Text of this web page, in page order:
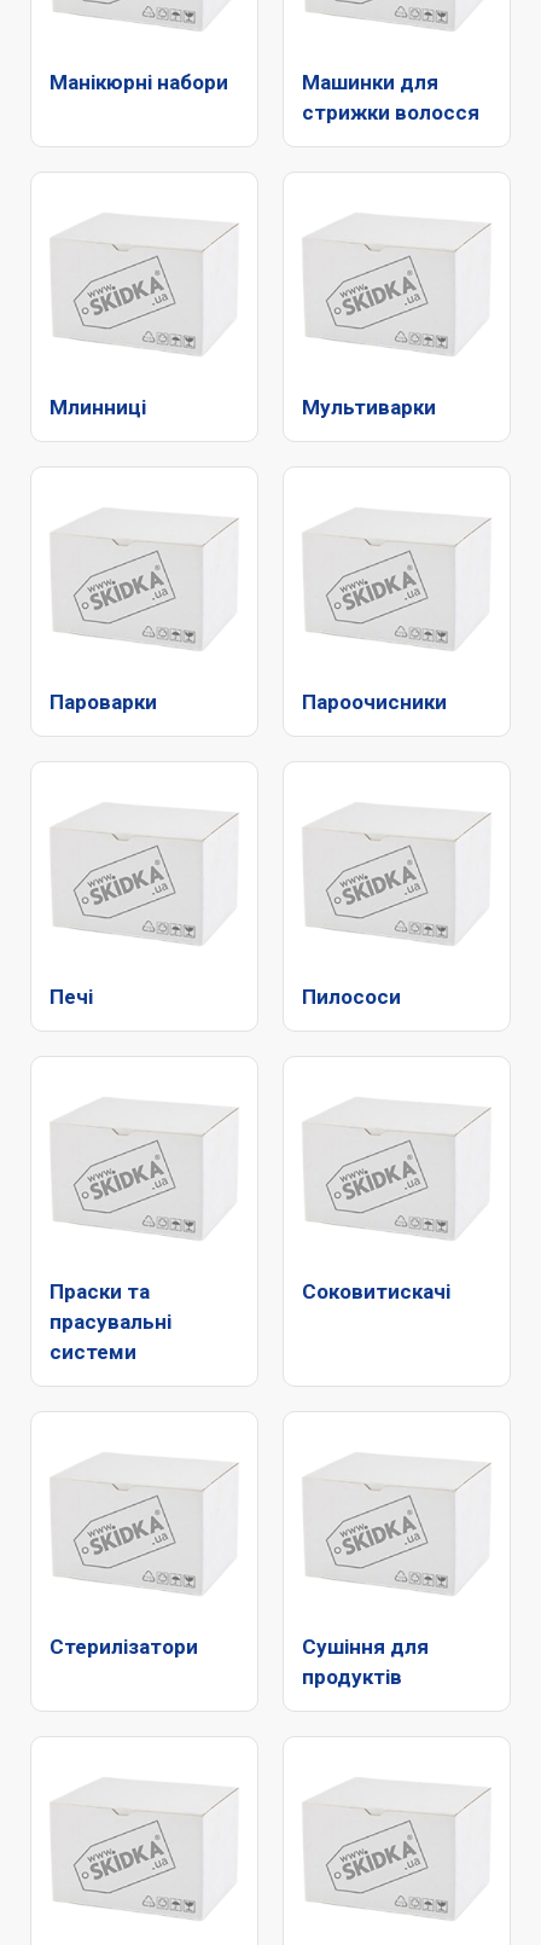
Манікюрні набори
Машинки для
стрижки волосся
Млинниці Мультиварки
Пароварки Пароочисники
Печі Пилососи
Праски та
прасувальні
системи
Соковитискачі
Стерилізатори
Сушіння для
продуктів